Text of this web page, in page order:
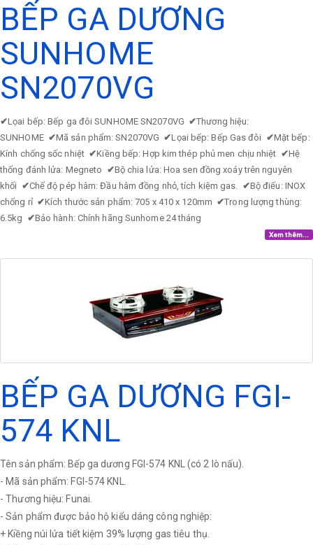
BẾP GA DƯƠNG
SUNHOME
SN2070VG
✔Lọai bếp: Bếp ga đôi SUNHOME SN2070VG ✔Thương hiệu:
SUNHOME ✔Mã sản phẩm: SN2070VG ✔Lọai bếp: Bếp Gas đôi ✔Mặt bếp:
Kính chống sốc nhiệt ✔Kiềng bếp: Hợp kim thép phủ men chịu nhiệt ✔Hệ
thống đánh lửa: Megneto ✔Bộ chia lửa: Hoa sen đồng xoáy trên nguyên
khối ✔Chế độ pép hâm: Đầu hâm đồng nhỏ, tích kiệm gas. ✔Bộ điếu: INOX
chống rỉ ✔Kích thước sản phẩm: 705 x 410 x 120mm ✔Trong lượng thùng:
6.5kg ✔Bảo hành: Chính hãng Sunhome 24 tháng
Xem thêm...
BẾP GA DƯƠNG FGI-
574 KNL
Tên sản phẩm: Bếp ga dương FGI-574 KNL (có 2 lò nấu).
- Mã sản phẩm: FGI-574 KNL.
- Thương hiệu: Funai.
- Sản phẩm được bảo hộ kiểu dáng công nghiệp:
+ Kiềng núi lửa tiết kiệm 39% lượng gas tiêu thụ.